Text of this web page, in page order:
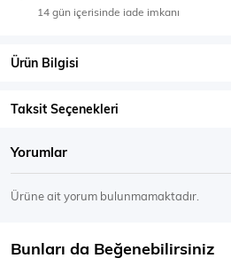
14 gün içerisinde iade imkanı
Ürün Bilgisi
Taksit Seçenekleri
Yorumlar
Ürüne ait yorum bulunmamaktadır.
Bunları da Beğenebilirsiniz